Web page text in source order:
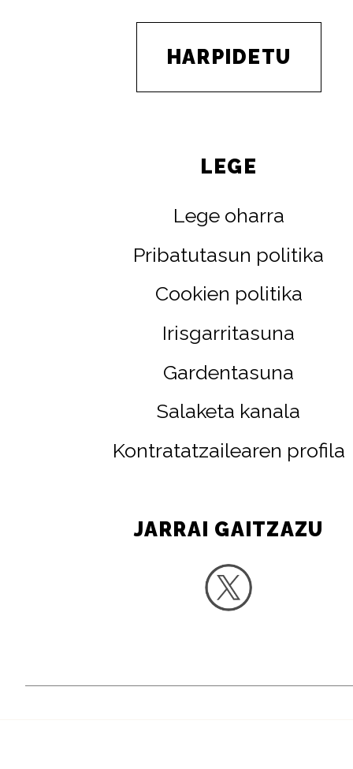
HARPIDETU
LEGE
Lege oharra
Pribatutasun politika
Cookien politika
Irisgarritasuna
Gardentasuna
Salaketa kanala
Kontratatzailearen profila
JARRAI GAITZAZU